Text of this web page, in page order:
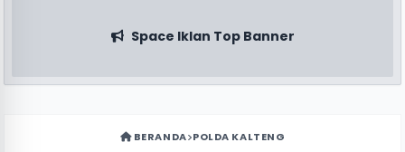
Space Iklan Top Banner
BERANDA POLDA KALTENG